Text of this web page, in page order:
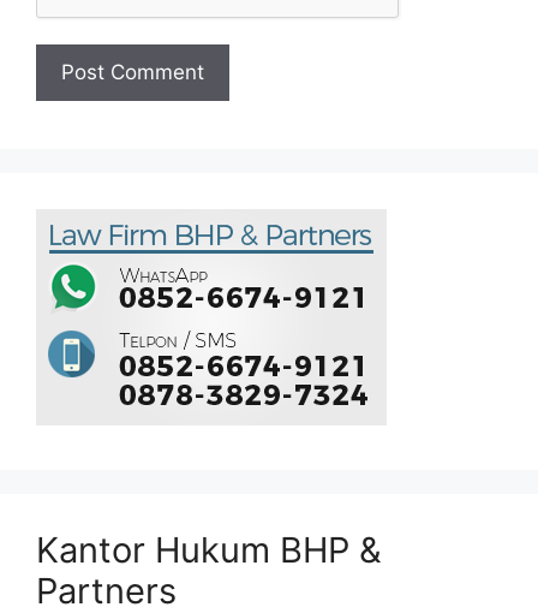
Kantor Hukum BHP &
Partners